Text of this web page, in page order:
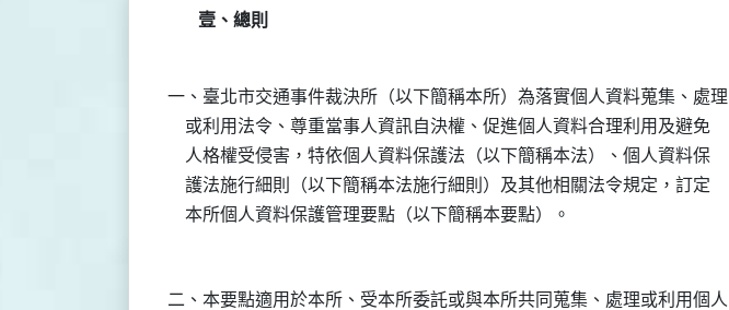
壹、總則
一、臺北市交通事件裁決所（以下簡稱本所）為落實個人資料蒐集、處理
    或利用法令、尊重當事人資訊自決權、促進個人資料合理利用及避免
    人格權受侵害，特依個人資料保護法（以下簡稱本法）、個人資料保
    護法施行細則（以下簡稱本法施行細則）及其他相關法令規定，訂定
二、本要點適用於本所、受本所委託或與本所共同蒐集、處理或利用個人